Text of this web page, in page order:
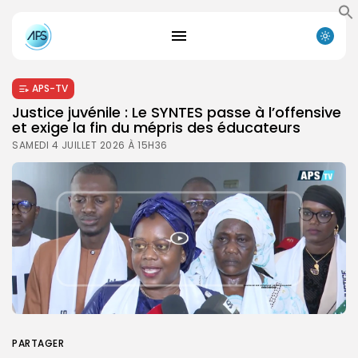
APS-TV
Justice juvénile : Le SYNTES passe à l’offensive
et exige la fin du mépris des éducateurs
SAMEDI 4 JUILLET 2026 À 15H36
PARTAGER